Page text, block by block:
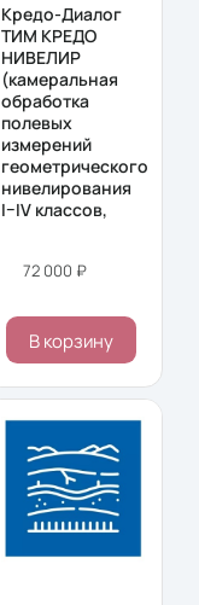
Кредо-Диалог
ТИМ КРЕДО
НИВЕЛИР
(камеральная
обработка
полевых
измерений
геометрического
нивелирования
I–IV классов,
72 000 ₽
В корзину